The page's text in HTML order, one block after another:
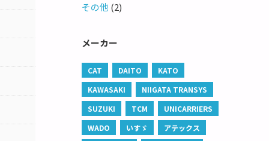
その他 (2)
メーカー
CAT DAITO
KATO
KAWASAKI
NIIGATA TRANSYS
SUZUKI
TCM
UNICARRIERS
WADO
いすゞ
アテックス